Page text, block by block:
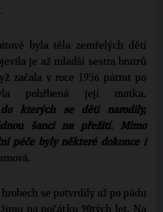
byla těla zemřelých dětí
je až mladší sestra bratrů
začala v roce 1956 pátrat po
pohřbená její matka.
do kterých se děti narodily,
šanci na přežití. Mimo
péče byly některé dokonce i
se potvrdily až po pádu
na počátku 90tých let. Na